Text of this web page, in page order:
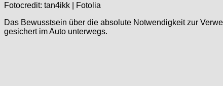
Fotocredit: tan4ikk | Fotolia
Das Bewusstsein über die absolute Notwendigkeit zur
gesichert im Auto unterwegs.